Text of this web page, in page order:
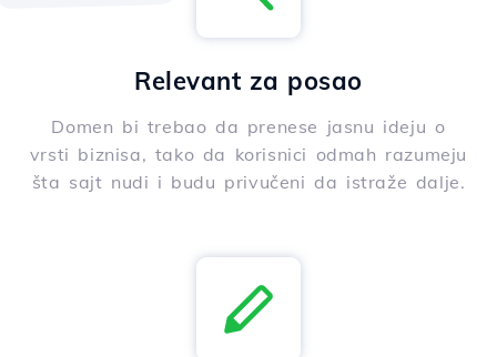
Relevant za posao
Domen bi trebao da prenese jasnu ideju o
vrsti biznisa, tako da korisnici odmah razumeju
šta sajt nudi i budu privučeni da istraže dalje.